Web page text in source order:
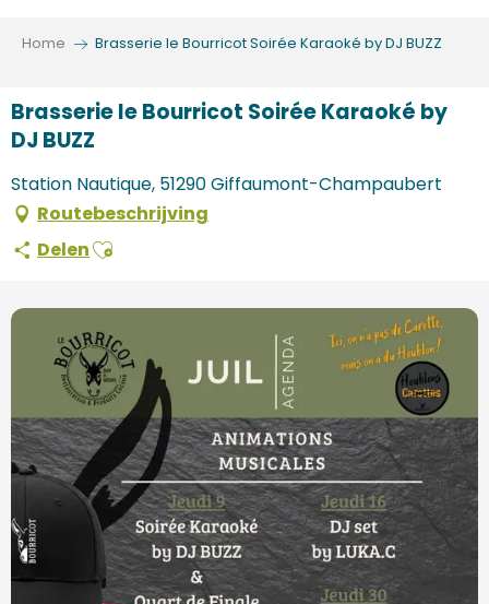
Home Brasserie le Bourricot Soirée Karaoké by DJ BUZZ
Brasserie le Bourricot Soirée Karaoké by
DJ BUZZ
Station Nautique, 51290 Giffaumont-Champaubert
Routebeschrijving
DelenAjouter aux favoris